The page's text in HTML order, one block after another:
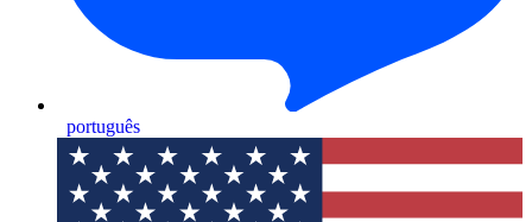
português